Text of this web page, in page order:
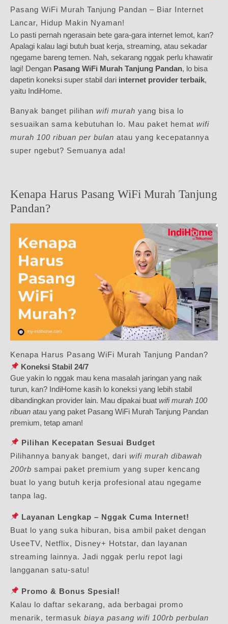
Pasang WiFi Murah Tanjung Pandan – Biar Internet
Lancar, Hidup Makin Nyaman!
Lo pasti pernah ngerasain bete gara-gara internet lemot, kan?
Apalagi kalau lagi butuh buat kerja, streaming, atau sekadar
ngegame bareng temen. Nah, sekarang nggak perlu khawatir
lagi! Dengan Pasang WiFi Murah Tanjung Pandan, lo bisa
dapetin koneksi super stabil dari internet provider terbaik,
yaitu IndiHome.
Banyak banget pilihan wifi murah yang bisa lo
sesuaikan sama kebutuhan lo. Mau paket hemat wifi
murah 100 ribuan per bulan atau yang kecepatannya
super ngebut? Semuanya ada!
Kenapa Harus Pasang WiFi Murah Tanjung
Pandan?
Kenapa Harus Pasang WiFi Murah Tanjung Pandan?
Koneksi Stabil 24/7
Gue yakin lo nggak mau kena masalah jaringan yang naik
turun, kan? IndiHome kasih lo koneksi yang lebih stabil
dibandingkan provider lain. Mau dipakai buat wifi murah 100
ribuan atau yang paket Pasang WiFi Murah Tanjung Pandan
premium, tetap aman!
Pilihan Kecepatan Sesuai Budget
Pilihannya banyak banget, dari wifi murah dibawah
200rb sampai paket premium yang super kencang
buat lo yang butuh kerja profesional atau ngegame
tanpa lag.
Layanan Lengkap – Nggak Cuma Internet!
Buat lo yang suka hiburan, bisa ambil paket dengan
UseeTV, Netflix, Disney+ Hotstar, dan layanan
streaming lainnya. Jadi nggak perlu repot lagi
langganan satu-satu!
Promo & Bonus Spesial!
Kalau lo daftar sekarang, ada berbagai promo
menarik, termasuk biaya pasang wifi 100rb perbulan